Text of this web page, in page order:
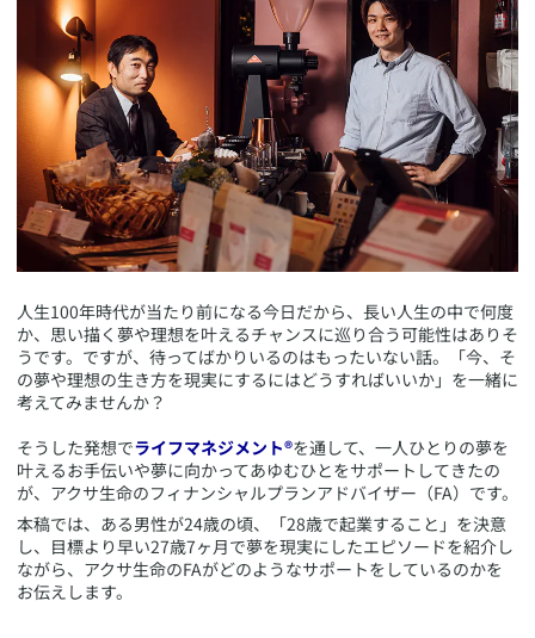
​人生100年時代が当たり前になる今日だから、長い人生の中で何度
か、思い描く夢や理想を叶えるチャンスに巡り合う可能性はありそ
うです。ですが、待ってばかりいるのはもったいない話。「今、そ
の夢や理想の生き方を現実にするにはどうすればいいか」を一緒に
考えてみませんか？
そうした発想でライフマネジメント®を通して、一人ひとりの夢を
叶えるお手伝いや夢に向かってあゆむひとをサポートしてきたの
が、アクサ生命のフィナンシャルプランアドバイザー（FA）です。
本稿では、ある男性が24歳の頃、「28歳で起業すること」を決意
し、目標より早い27歳7ヶ月で夢を現実にしたエピソードを紹介し
ながら、アクサ生命のFAがどのようなサポートをしているのかを
お伝えします。